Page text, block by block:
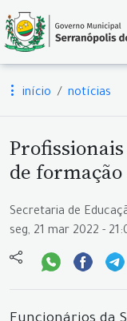
início notícias
de
Secretaria de
seg, 21 mar 2022 -